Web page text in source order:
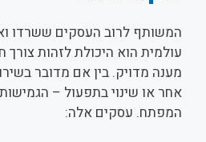
המשותף לרוב העסקים ששרדו
עולמית הוא היכולת לזהות
מענה מדויק. בין אם מדובר
אחר או שינוי בתפעול –
המפתח. עסקים אלה: